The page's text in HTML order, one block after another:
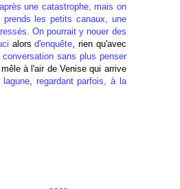
une catastrophe, mais on
prends les petits canaux, une
On pourrait y nouer des
alorsd'enquête, rien qu'avec
sans plus penser
à l'air de Venise qui arrive
, regardant parfois, à la